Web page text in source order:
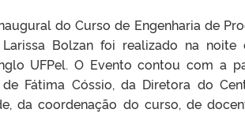
do Curso de Engenharia de
Bolzan foi realizado na
UFPel. O Evento contou com a
Fátima Cóssio, da Diretora do
da coordenação do curso, de